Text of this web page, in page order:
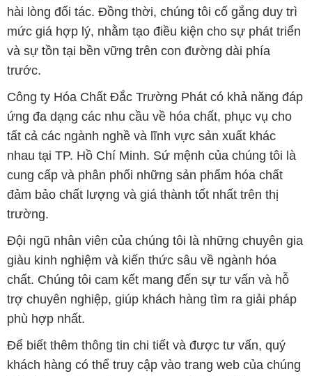
hài lòng đối tác. Đồng thời, chúng tôi cố gắng duy trì
mức giá hợp lý, nhằm tạo điều kiện cho sự phát triển
và sự tồn tại bền vững trên con đường dài phía
trước.
Công ty Hóa Chất Đắc Trường Phát có khả năng đáp
ứng đa dạng các nhu cầu về hóa chất, phục vụ cho
tất cả các ngành nghề và lĩnh vực sản xuất khác
nhau tại TP. Hồ Chí Minh. Sứ mệnh của chúng tôi là
cung cấp và phân phối những sản phẩm hóa chất
đảm bảo chất lượng và giá thành tốt nhất trên thị
trường.
Đội ngũ nhân viên của chúng tôi là những chuyên gia
giàu kinh nghiệm và kiến thức sâu về ngành hóa
chất. Chúng tôi cam kết mang đến sự tư vấn và hỗ
trợ chuyên nghiệp, giúp khách hàng tìm ra giải pháp
phù hợp nhất.
Để biết thêm thông tin chi tiết và được tư vấn, quý
khách hàng có thể truy cập vào trang web của chúng